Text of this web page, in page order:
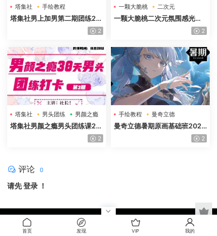
塔集社 手绘教程
塔集社男上加男第二期团练20
2
一颗大脆桃
二次元
光影特训班
一颗大脆桃二次元氛围感光影
特训班第5期2025年高清画质2
塔集社 男头团练 男颜之瘾
塔集社男颜之瘾男头团练课20
2
手绘教程 曼奇立德
曼奇立德暑期原画基础班2025
2
评论 0
请先登录 ！
@2023-2025零点资源网 优质的素材视频分享平台
首页 发现 VIP 我的